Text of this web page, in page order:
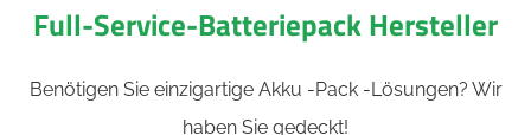
Full-Service-Batteriepack Hersteller
Benötigen Sie einzigartige Akku -Pack -Lösungen? Wir
haben Sie gedeckt!